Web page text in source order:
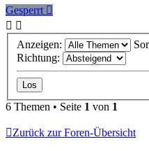
Gesperrt
Anzeigen:
Richtung:
6 Themen • Seite 1 von 1
Zurück zur Foren-Übersicht